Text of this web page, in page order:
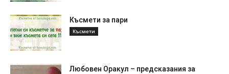
Късмети за пари
Късмети
Любовен Оракул – предсказания за